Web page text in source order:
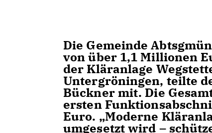
Die Gemeinde
von über 1,1 Millionen
der Kläranlage
Untergröningen, teilte
Bückner mit. Die
ersten
Euro. „Moderne
umgesetzt wird –